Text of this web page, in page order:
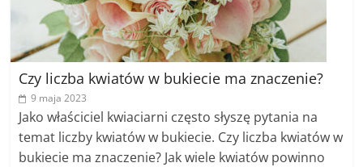
Czy liczba kwiatów w bukiecie ma znaczenie?
9 maja 2023
Jako właściciel kwiaciarni często słyszę pytania na
temat liczby kwiatów w bukiecie. Czy liczba kwiatów w
bukiecie ma znaczenie? Jak wiele kwiatów powinno